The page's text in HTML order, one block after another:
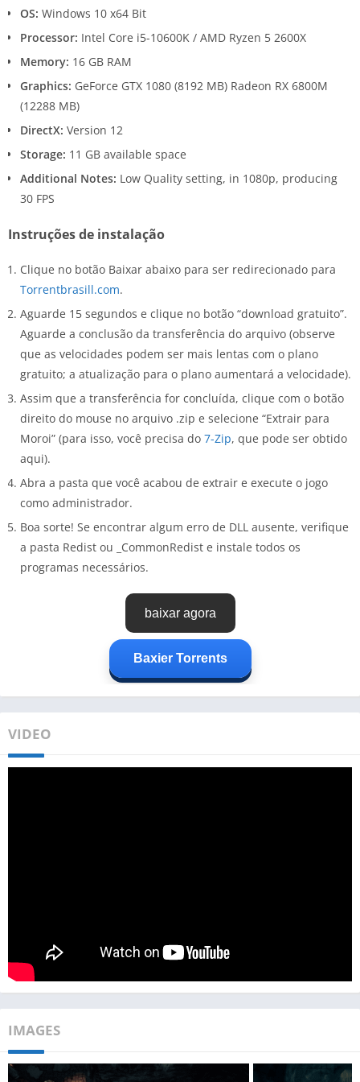
OS: Windows 10 x64 Bit
Processor: Intel Core i5-10600K / AMD Ryzen 5 2600X
Memory: 16 GB RAM
Graphics: GeForce GTX 1080 (8192 MB) Radeon RX 6800M
(12288 MB)
DirectX: Version 12
Storage: 11 GB available space
Additional Notes: Low Quality setting, in 1080p, producing
30 FPS
Instruções de instalação
Clique no botão Baixar abaixo para ser redirecionado para
Torrentbrasill.com.
Aguarde 15 segundos e clique no botão “download gratuito”.
Aguarde a conclusão da transferência do arquivo (observe
que as velocidades podem ser mais lentas com o plano
gratuito; a atualização para o plano aumentará a velocidade).
Assim que a transferência for concluída, clique com o botão
direito do mouse no arquivo .zip e selecione “Extrair para
Moroi” (para isso, você precisa do 7-Zip, que pode ser obtido
aqui).
Abra a pasta que você acabou de extrair e execute o jogo
como administrador.
Boa sorte! Se encontrar algum erro de DLL ausente, verifique
a pasta Redist ou _CommonRedist e instale todos os
programas necessários.
baixar agora
Baxier Torrents
VIDEO
IMAGES